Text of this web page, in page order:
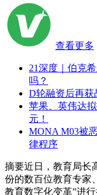
查看更多
21深度｜伯克
吗？
D轮融资后再获
苹果、英伟达
元！
MONA M03被
律程序
摘要近日，教育局长
份的数百位教育专家
教育数字化变革”进